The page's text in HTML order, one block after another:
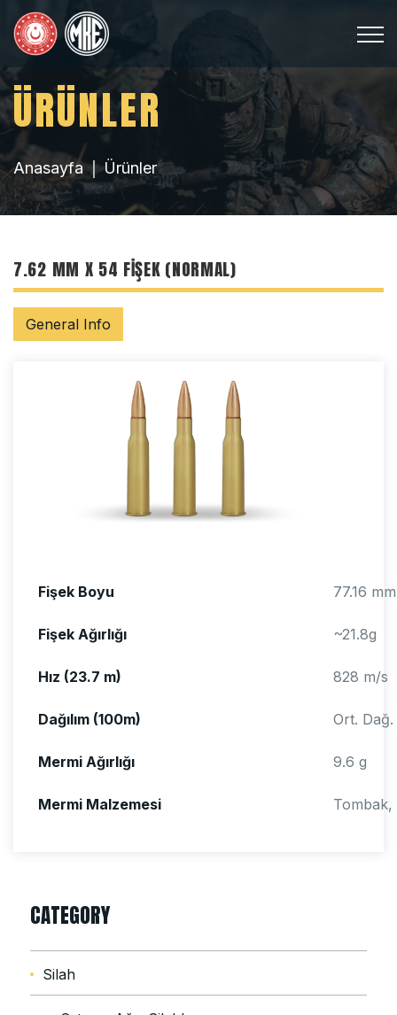
ÜRÜNLER
Anasayfa Ürünler
7.62 MM X 54 FIŞEK (NORMAL)
General Info
Fişek Boyu 77.16 mm
Fişek Ağırlığı ~21.8g
Hız (23.7 m) 828 m/s
Dağılım (100m) Ort. Dağ.
Mermi Ağırlığı 9.6 g
Mermi Malzemesi Tombak,
CATEGORY
Silah